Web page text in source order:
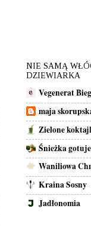
NIE SAMĄ
DZIEWIARKA
Vegenerat
maja
Zielone
Śnieżka gotuje
Waniliowa
Kraina Sosny
Jadłonomia